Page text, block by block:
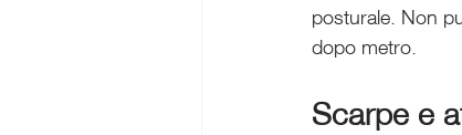
posturale. Non
dopo metro.
Scarpe e